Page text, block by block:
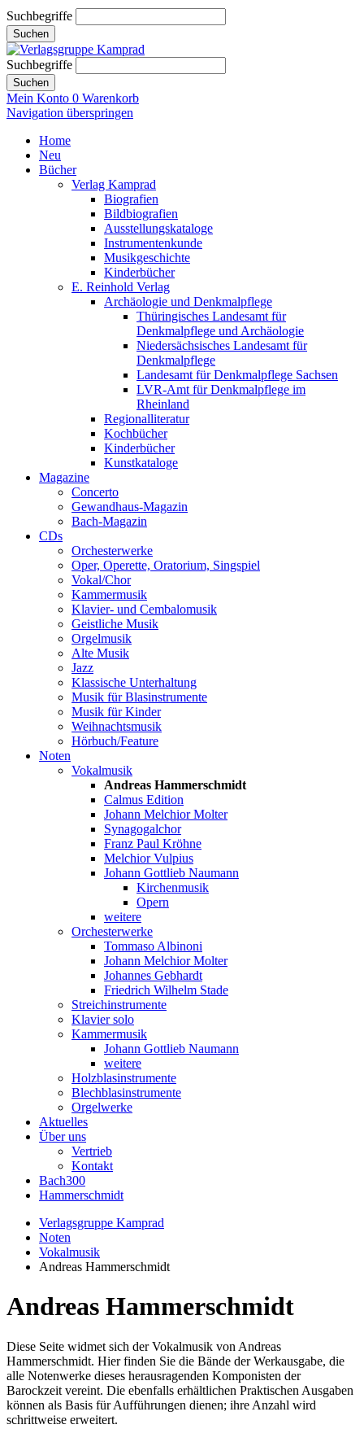
Suchbegriffe
Suchen
Suchbegriffe
Suchen
Mein Konto 0 Warenkorb
Navigation überspringen
Home
Neu
Bücher
Verlag Kamprad
Biografien
Bildbiografien
Ausstellungskataloge
Instrumentenkunde
Musikgeschichte
Kinderbücher
E. Reinhold Verlag
Archäologie und Denkmalpflege
Thüringisches Landesamt für
Denkmalpflege und Archäologie
Niedersächsisches Landesamt für
Denkmalpflege
Landesamt für Denkmalpflege Sachsen
LVR-Amt für Denkmalpflege im
Rheinland
Regionalliteratur
Kochbücher
Kinderbücher
Kunstkataloge
Magazine
Concerto
Gewandhaus-Magazin
Bach-Magazin
CDs
Orchesterwerke
Oper, Operette, Oratorium, Singspiel
Vokal/Chor
Kammermusik
Klavier- und Cembalomusik
Geistliche Musik
Orgelmusik
Alte Musik
Jazz
Klassische Unterhaltung
Musik für Blasinstrumente
Musik für Kinder
Weihnachtsmusik
Hörbuch/Feature
Noten
Vokalmusik
Andreas Hammerschmidt
Calmus Edition
Johann Melchior Molter
Synagogalchor
Franz Paul Kröhne
Melchior Vulpius
Johann Gottlieb Naumann
Kirchenmusik
Opern
weitere
Orchesterwerke
Tommaso Albinoni
Johann Melchior Molter
Johannes Gebhardt
Friedrich Wilhelm Stade
Streichinstrumente
Klavier solo
Kammermusik
Johann Gottlieb Naumann
weitere
Holzblasinstrumente
Blechblasinstrumente
Orgelwerke
Aktuelles
Über uns
Vertrieb
Kontakt
Bach300
Hammerschmidt
Verlagsgruppe Kamprad
Noten
Vokalmusik
Andreas Hammerschmidt
Andreas Hammerschmidt
Diese Seite widmet sich der Vokalmusik von Andreas
Hammerschmidt. Hier finden Sie die Bände der Werkausgabe, die
alle Notenwerke dieses herausragenden Komponisten der
Barockzeit vereint. Die ebenfalls erhältlichen Praktischen Ausgaben
können als Basis für Aufführungen dienen; ihre Anzahl wird
schrittweise erweitert.